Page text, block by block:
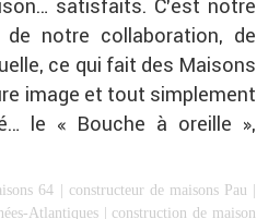
satisfaits. C’est notre
notre collaboration, de
ce qui fait des Maisons
image et tout simplement
le « Bouche à oreille »,
64 constructeur de maisons Pau
Atlantiques
construction de maison